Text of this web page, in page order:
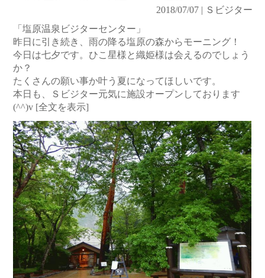
2018/07/07 | Ｓビジター
「塩原温泉ビジターセンター」
昨日に引き続き、雨の降る塩原の森からモーニング！
今日は七夕です。ひこ星様と織姫様は会えるのでしょう
か？
たくさんの願い事か叶う夏になってほしいです。
本日も、Ｓビジター元気に施設オープンしております
(^^)v [全文を表示]